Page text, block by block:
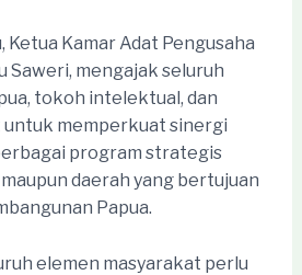
Ketua Kamar Adat Pengusaha
Saweri, mengajak seluruh
tokoh intelektual, dan
memperkuat sinergi
program strategis
daerah yang bertujuan
Papua.
elemen masyarakat perlu